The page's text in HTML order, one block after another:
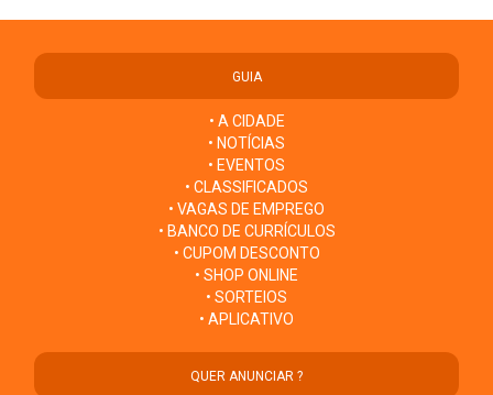
GUIA
• A CIDADE
• NOTÍCIAS
• EVENTOS
• CLASSIFICADOS
• VAGAS DE EMPREGO
• BANCO DE CURRÍCULOS
• CUPOM DESCONTO
• SHOP ONLINE
• SORTEIOS
• APLICATIVO
QUER ANUNCIAR ?